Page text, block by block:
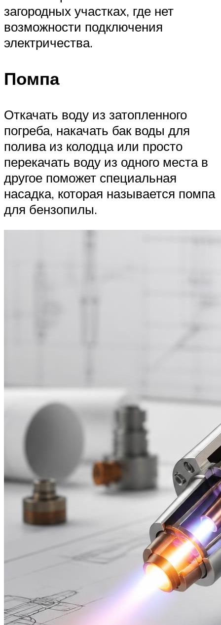
загородных участках, где нет
возможности подключения
электричества.
Помпа
Откачать воду из затопленного
погреба, накачать бак воды для
полива из колодца или просто
перекачать воду из одного места в
другое поможет специальная
насадка, которая называется помпа
для бензопилы.